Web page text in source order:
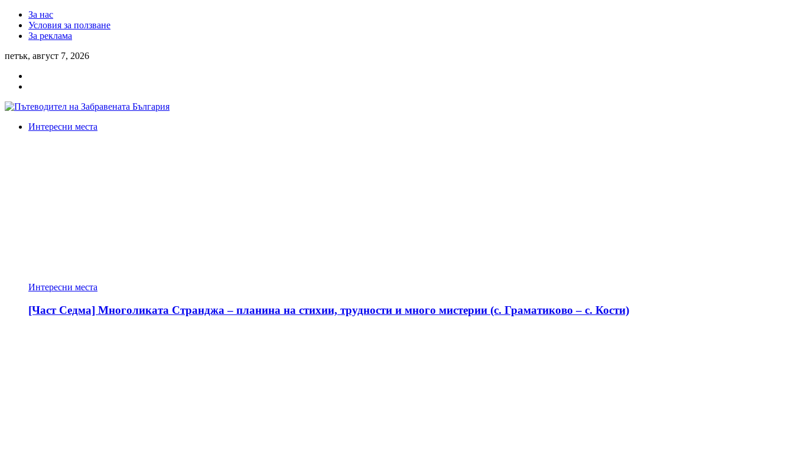
За нас
Условия за ползване
За реклама
петък, август 7, 2026
Интересни места
Интересни места
[Част Седма] Многоликата Странджа – планина на стихии, трудности и много мистерии (с. Граматиково – с. Кости)